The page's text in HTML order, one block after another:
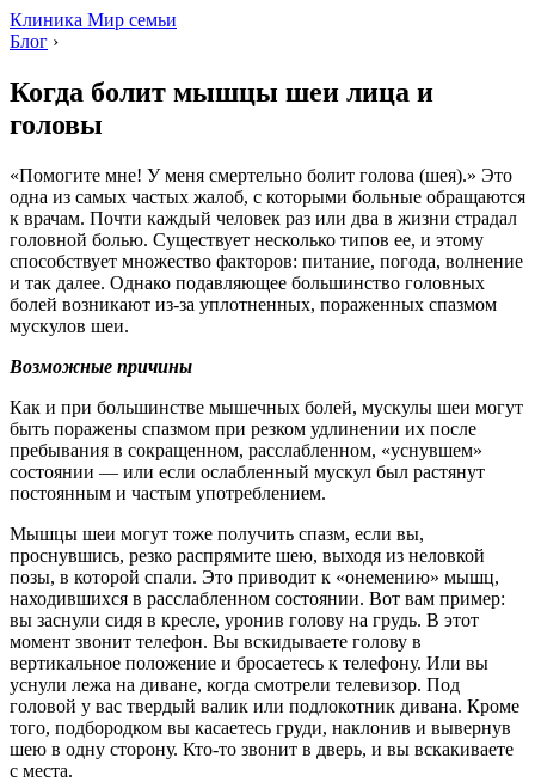
Клиника Мир семьи
Блог ›
Когда болит мышцы шеи лица и
головы
«Помогите мне! У меня смертельно болит голова (шея).» Это
одна из самых частых жалоб, с которыми больные обращаются
к врачам. Почти каждый человек раз или два в жизни страдал
головной болью. Существует несколько типов ее, и этому
способствует множество факторов: питание, погода, волнение
и так далее. Однако подавляющее большинство головных
болей возникают из-за уплотненных, пораженных спазмом
мускулов шеи.
Возможные причины
Как и при большинстве мышечных болей, мускулы шеи могут
быть поражены спазмом при резком удлинении их после
пребывания в сокращенном, расслабленном, «уснувшем»
состоянии — или если ослабленный мускул был растянут
постоянным и частым употреблением.
Мышцы шеи могут тоже получить спазм, если вы,
проснувшись, резко распрямите шею, выходя из неловкой
позы, в которой спали. Это приводит к «онемению» мышц,
находившихся в расслабленном состоянии. Вот вам пример:
вы заснули сидя в кресле, уронив голову на грудь. В этот
момент звонит телефон. Вы вскидываете голову в
вертикальное положение и бросаетесь к телефону. Или вы
уснули лежа на диване, когда смотрели телевизор. Под
головой у вас твердый валик или подлокотник дивана. Кроме
того, подбородком вы касаетесь груди, наклонив и вывернув
шею в одну сторону. Кто-то звонит в дверь, и вы вскакиваете
с места.